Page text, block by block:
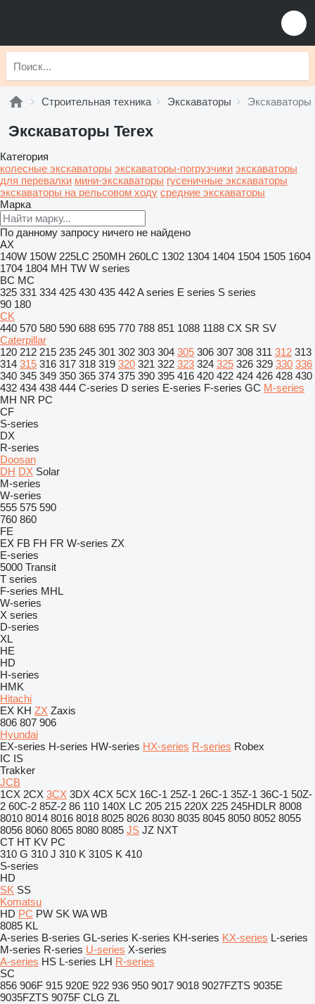
Строительная техника Экскаваторы Экскаваторы
Экскаваторы Terex
Категория
колесные экскаваторы экскаваторы-погрузчики экскаваторы
для перевалки мини-экскаваторы гусеничные экскаваторы
экскаваторы на рельсовом ходу средние экскаваторы
Марка
По данному запросу ничего не найдено
AX
140W 150W 225LC 250MH 260LC 1302 1304 1404 1504 1505 1604
1704 1804 MH TW W series
BC MC
325 331 334 425 430 435 442A series E series S series
90 180
CK
440 570 580 590 688 695 770 788 851 1088 1188 CX SR SV
Caterpillar
120 212 215 235 245 301 302 303 304 305 306 307 308 311 312 313
314 315 316 317 318 319 320 321 322 323 324 325 326 329 330 336
340 345 349 350 365 374 375 390 395 416 420 422 424 426 428 430
432 434 438 444 C-series D series E-series F-series GC M-series
MH NR PC
CF
S-series
DX
R-series
Doosan
DH DX Solar
M-series
W-series
555 575 590
760 860
FE
EX FB FH FR W-series ZX
E-series
5000 Transit
T series
F-series MHL
W-series
X series
D-series
XL
HE
HD
H-series
HMK
Hitachi
EX KH ZX Zaxis
806 807 906
Hyundai
EX-series H-series HW-series HX-series R-series Robex
IC IS
Trakker
JCB
1CX 2CX 3CX 3DX 4CX 5CX 16C-1 25Z-1 26C-1 35Z-1 36C-1 50Z-
2 60C-2 85Z-2 86 110 140X LC 205 215 220X 225 245HDLR 8008
8010 8014 8016 8018 8025 8026 8030 8035 8045 8050 8052 8055
8056 8060 8065 8080 8085 JS JZ NXT
CT HT KV PC
310 G 310 J 310 K 310S K 410
S-series
HD
SK SS
Komatsu
HD PC PW SK WA WB
8085 KL
A-series B-series GL-series K-series KH-series KX-series L-series
M-series R-series U-series X-series
A-series HS L-series LH R-series
SC
856 906F 915 920E 922 936 950 9017 9018 9027FZTS 9035E
9035FZTS 9075F CLG ZL